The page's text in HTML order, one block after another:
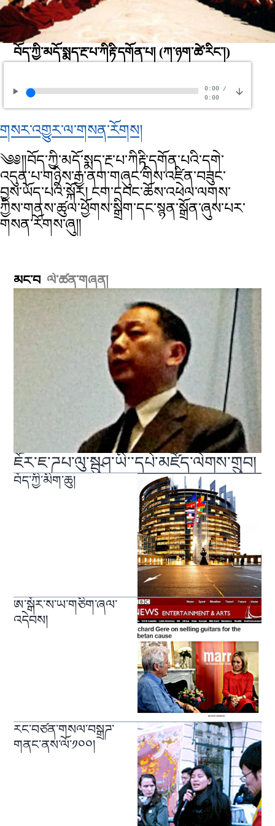
བོད་ཀྱི་མདོ་སྨད་རྔ་པ་ཀིརྟི་དགོན་པ། (ཀ་ཉག་ཚེ་རིང༌།)
0:00/
0:00
གསར་འགྱུར་ལ་གསན་རོགས།
༄༅༎བོད་ཀྱི་མདོ་སྨད་རྔ་པ་ཀིརྟི་དགོན་པའི་དགེ་
འདུན་པ་གཉིས་རྒྱ་ནག་གཞུང་གིས་འཛིན་བཟུང་
བྱས་ཡོད་པའི་སྐོར། ངག་དབང་ཆོས་འཕེལ་ལགས་
ཀྱིས་གནས་ཚུལ་ཕྱོགས་སྒྲིག་དང་སྙན་སྒྲོན་ཞུས་པར་
གསན་རོགས་ཞུ༎
མང་བ ལེ་ཚན་གཞན།
ཇོར་ཇ་ཌཔ་ལུ་སྦུཤ་ཡི་་དཔེ་མཛོད་ལེགས་གྲུབ།
བོད་ཀྱི་མིག་ཆུ།
ཨ་སྒོར་ས་ཡ་གཅིག་ཞལ་
འདེབས།
རང་བཙན་གསལ་བསྒྲཌ་
གནང་ནས་ལོ་༡༠༠།